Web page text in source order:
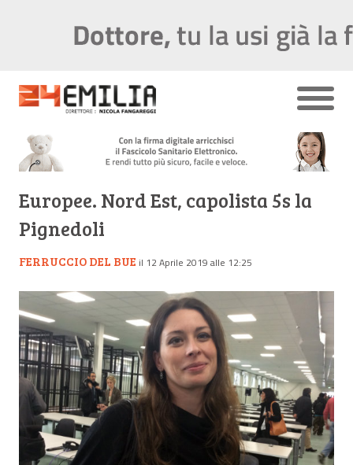
Europee. Nord Est, capolista 5s la
Pignedoli
FERRUCCIO DEL BUE il 12 Aprile 2019 alle 12:25